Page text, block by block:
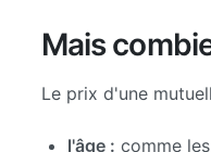
Mais
Le prix d'une
l'âge : comme